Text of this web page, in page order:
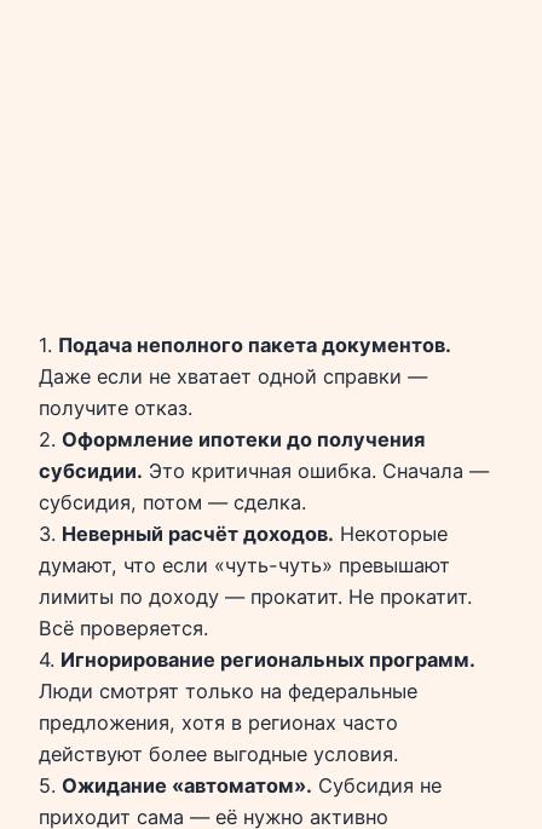
1. Подача неполного пакета документов.
Даже если не хватает одной справки —
получите отказ.
2. Оформление ипотеки до получения
субсидии. Это критичная ошибка. Сначала —
субсидия, потом — сделка.
3. Неверный расчёт доходов. Некоторые
думают, что если «чуть-чуть» превышают
лимиты по доходу — прокатит. Не прокатит.
Всё проверяется.
4. Игнорирование региональных программ.
Люди смотрят только на федеральные
предложения, хотя в регионах часто
действуют более выгодные условия.
5. Ожидание «автоматом». Субсидия не
приходит сама — её нужно активно